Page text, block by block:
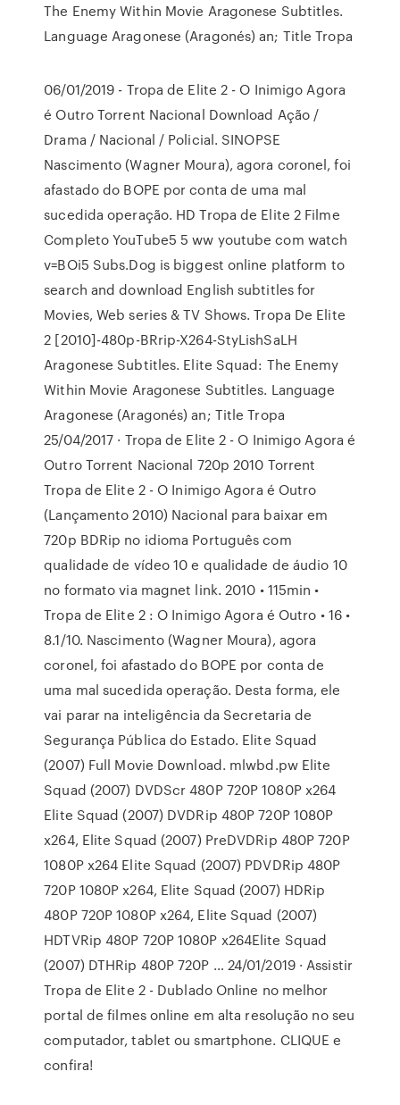
The Enemy Within Movie Aragonese Subtitles.
Language Aragonese (Aragonés) an; Title Tropa
06/01/2019 - Tropa de Elite 2 - O Inimigo Agora
é Outro Torrent Nacional Download Ação /
Drama / Nacional / Policial. SINOPSE
Nascimento (Wagner Moura), agora coronel, foi
afastado do BOPE por conta de uma mal
sucedida operação. HD Tropa de Elite 2 Filme
Completo YouTube5 5 ww youtube com watch
v=BOi5 Subs.Dog is biggest online platform to
search and download English subtitles for
Movies, Web series & TV Shows. Tropa De Elite
2 [2010]-480p-BRrip-X264-StyLishSaLH
Aragonese Subtitles. Elite Squad: The Enemy
Within Movie Aragonese Subtitles. Language
Aragonese (Aragonés) an; Title Tropa
25/04/2017 · Tropa de Elite 2 - O Inimigo Agora é
Outro Torrent Nacional 720p 2010 Torrent
Tropa de Elite 2 - O Inimigo Agora é Outro
(Lançamento 2010) Nacional para baixar em
720p BDRip no idioma Português com
qualidade de vídeo 10 e qualidade de áudio 10
no formato via magnet link. 2010 • 115min •
Tropa de Elite 2 : O Inimigo Agora é Outro • 16 •
8.1/10. Nascimento (Wagner Moura), agora
coronel, foi afastado do BOPE por conta de
uma mal sucedida operação. Desta forma, ele
vai parar na inteligência da Secretaria de
Segurança Pública do Estado. Elite Squad
(2007) Full Movie Download. mlwbd.pw Elite
Squad (2007) DVDScr 480P 720P 1080P x264
Elite Squad (2007) DVDRip 480P 720P 1080P
x264, Elite Squad (2007) PreDVDRip 480P 720P
1080P x264 Elite Squad (2007) PDVDRip 480P
720P 1080P x264, Elite Squad (2007) HDRip
480P 720P 1080P x264, Elite Squad (2007)
HDTVRip 480P 720P 1080P x264Elite Squad
(2007) DTHRip 480P 720P … 24/01/2019 · Assistir
Tropa de Elite 2 - Dublado Online no melhor
portal de filmes online em alta resolução no seu
computador, tablet ou smartphone. CLIQUE e
confira!